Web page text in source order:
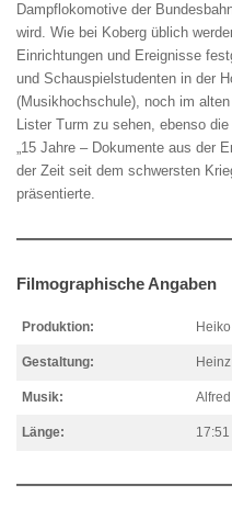
Dampflokomotive der
wird. Wie bei Koberg üblich
Einrichtungen und Ereignisse
und Schauspielstudenten in der
(Musikhochschule), noch im
Lister Turm zu sehen, ebenso
„15 Jahre – Dokumente aus der
der Zeit seit dem schwersten
präsentierte.
Filmographische Angaben
Produktion:
Gestaltung:
Musik:
Länge: